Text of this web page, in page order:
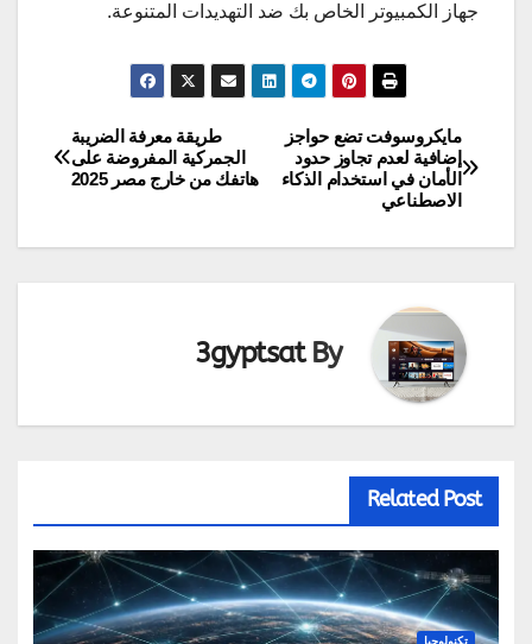
جهاز الكمبيوتر الخاص بك ضد التهديدات المتنوعة.
تصفّح
المقالات
طريقة معرفة الضريبة
الجمركية المفروضة على
هاتفك من خارج مصر 2025
مايكروسوفت تضع حواجز
إضافية لعدم تجاوز حدود
الأمان في استخدام الذكاء
الاصطناعي
By
3gyptsat
Related Post
تكنولوجيا